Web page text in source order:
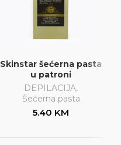
Skinstar šećerna pasta
u patroni
DEPILACIJA,
Šećerna pasta
5.40 KM